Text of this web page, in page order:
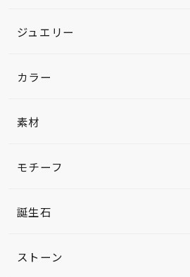
ジュエリー
カラー
素材
モチーフ
誕生石
ストーン